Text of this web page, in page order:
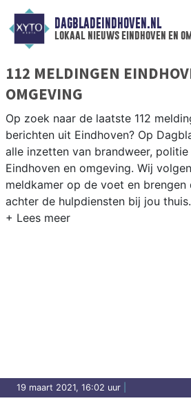
DAGBLADEINDHOVEN.NL
lokaal nieuws eindhoven en
112 MELDINGEN
OMGEVING
Op zoek naar de laatste 112
berichten uit Eindhoven? Op
alle inzetten van brandweer,
Eindhoven en omgeving. Wij
meldkamer op de voet en
achter de hulpdiensten bij jou thuis.
19 maart 2021, 16:02 uur